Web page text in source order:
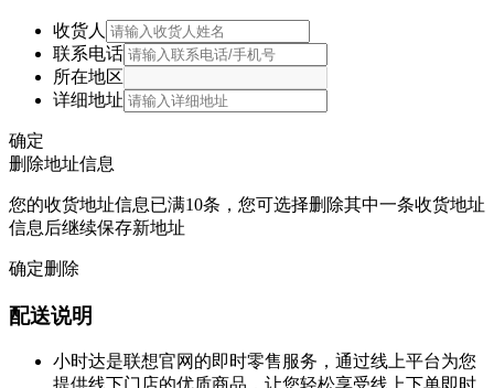
收货人
联系电话
所在地区
详细地址
确定
删除地址信息
您的收货地址信息已满10条，您可选择删除其中一条收货地址
信息后继续保存新地址
确定删除
配送说明
小时达是联想官网的即时零售服务，通过线上平台为您